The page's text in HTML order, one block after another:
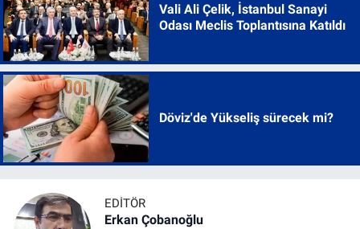
Vali Ali Çelik, İstanbul Sanayi
Odası Meclis Toplantısına Katıldı
Döviz'de Yükseliş sürecek mi?
EDITÖR
Erkan Çobanoğlu